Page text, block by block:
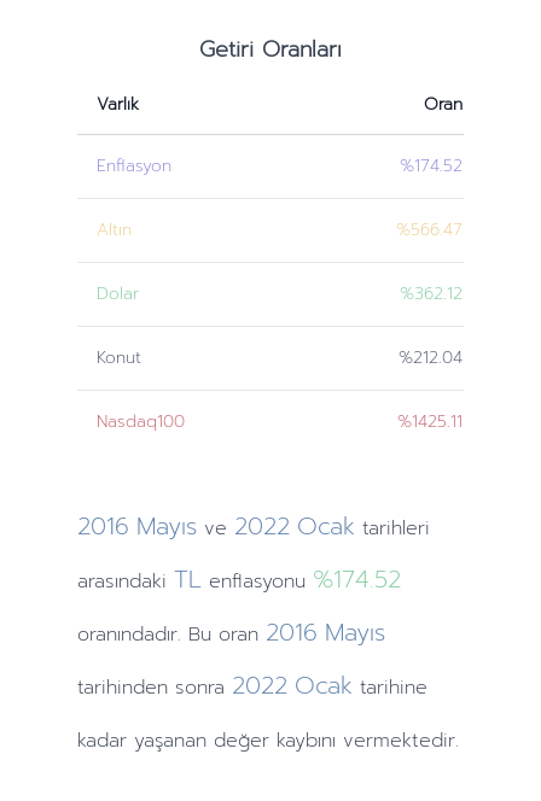
Getiri Oranları
Varlık Oran
Enflasyon %174.52
Altın %566.47
Dolar %362.12
Konut %212.04
Nasdaq100 %1425.11
2016 Mayıs ve 2022 Ocak tarihleri
arasındaki TLenflasyonu %174.52
oranındadır. Bu oran 2016 Mayıs
tarihindensonra 2022 Ocak tarihine
kadar yaşanan değer kaybını vermektedir.